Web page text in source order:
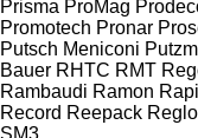
Prisma ProMag
Promotech Pronar
Putsch Meniconi
Bauer RHTC RMT
Rambaudi Ramon
Record Reepack
SM3